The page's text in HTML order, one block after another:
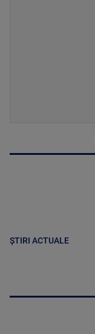
ȘTIRI ACTUALE